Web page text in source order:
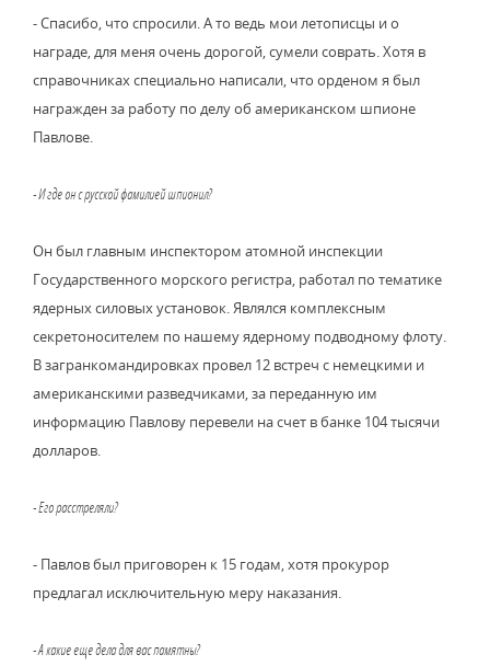
- Спасибо, что спросили. А то ведь мои летописцы и о
награде, для меня очень дорогой, сумели соврать. Хотя в
справочниках специально написали, что орденом я был
награжден за работу по делу об американском шпионе
Павлове.
- И где он с русской фамилией шпионил?
Он был главным инспектором атомной инспекции
Государственного морского регистра, работал по тематике
ядерных силовых установок. Являлся комплексным
секретоносителем по нашему ядерному подводному флоту.
В загранкомандировках провел 12 встреч с немецкими и
американскими разведчиками, за переданную им
информацию Павлову перевели на счет в банке 104 тысячи
долларов.
- Его расстреляли?
- Павлов был приговорен к 15 годам, хотя прокурор
предлагал исключительную меру наказания.
- А какие еще дела для вас памятны?